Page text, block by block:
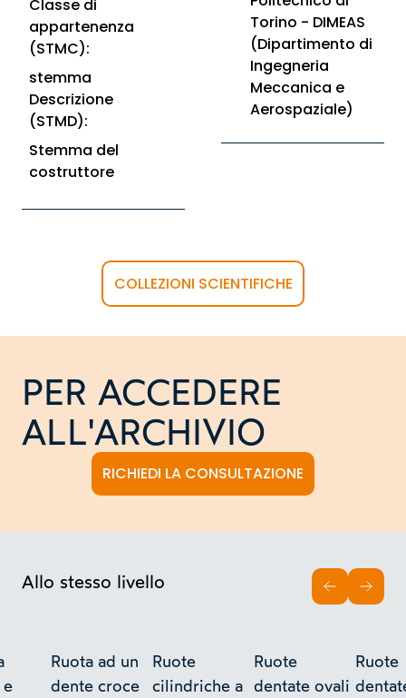
Classe di
appartenenza
(STMC):
stemma
Descrizione
(STMD):
Stemma del
costruttore
Torino - DIMEAS
(Dipartimento di
Ingegneria
Meccanica e
Aerospaziale)
COLLEZIONI SCIENTIFICHE
PER ACCEDERE
ALL'ARCHIVIO
RICHIEDI LA CONSULTAZIONE
Allo stesso livello
e
Ruota ad un
dente croce
Ruote
cilindriche a
Ruote
dentate ovali
Ruote
INDIETRO